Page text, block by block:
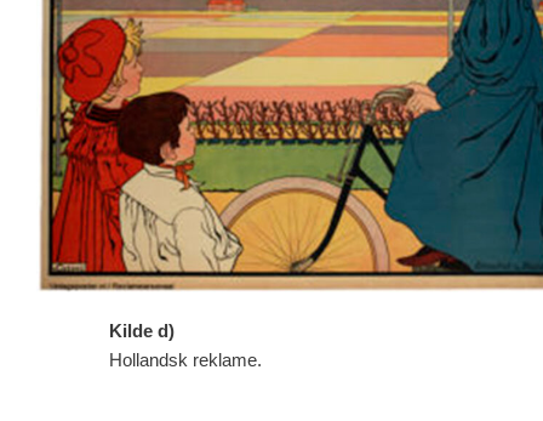
Kilde d)
Hollandsk reklame.